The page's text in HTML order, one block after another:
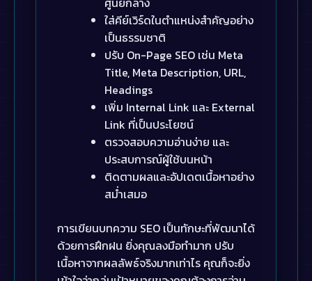
ใส่คีย์เวิร์ดในตำแหน่งสำคัญอย่าง
เป็นธรรมชาติ
ปรับ On-Page SEO เช่น Meta
Title, Meta Description, URL,
Headings
เพิ่ม Internal Link และ External
Link ที่เป็นประโยชน์
ตรวจสอบความอ่านง่าย และ
ประสบการณ์ผู้ใช้บนหน้า
ติดตามผลและอัปเดตเนื้อหาอย่าง
สม่ำเสมอ
การเขียนบทความ SEO เป็นทักษะที่พัฒนาได้
ด้วยการฝึกฝน ยิ่งคุณลงมือทำมาก ปรับ
เนื้อหาจากผลลัพธ์จริงมากเท่าไร คุณก็จะยิ่ง